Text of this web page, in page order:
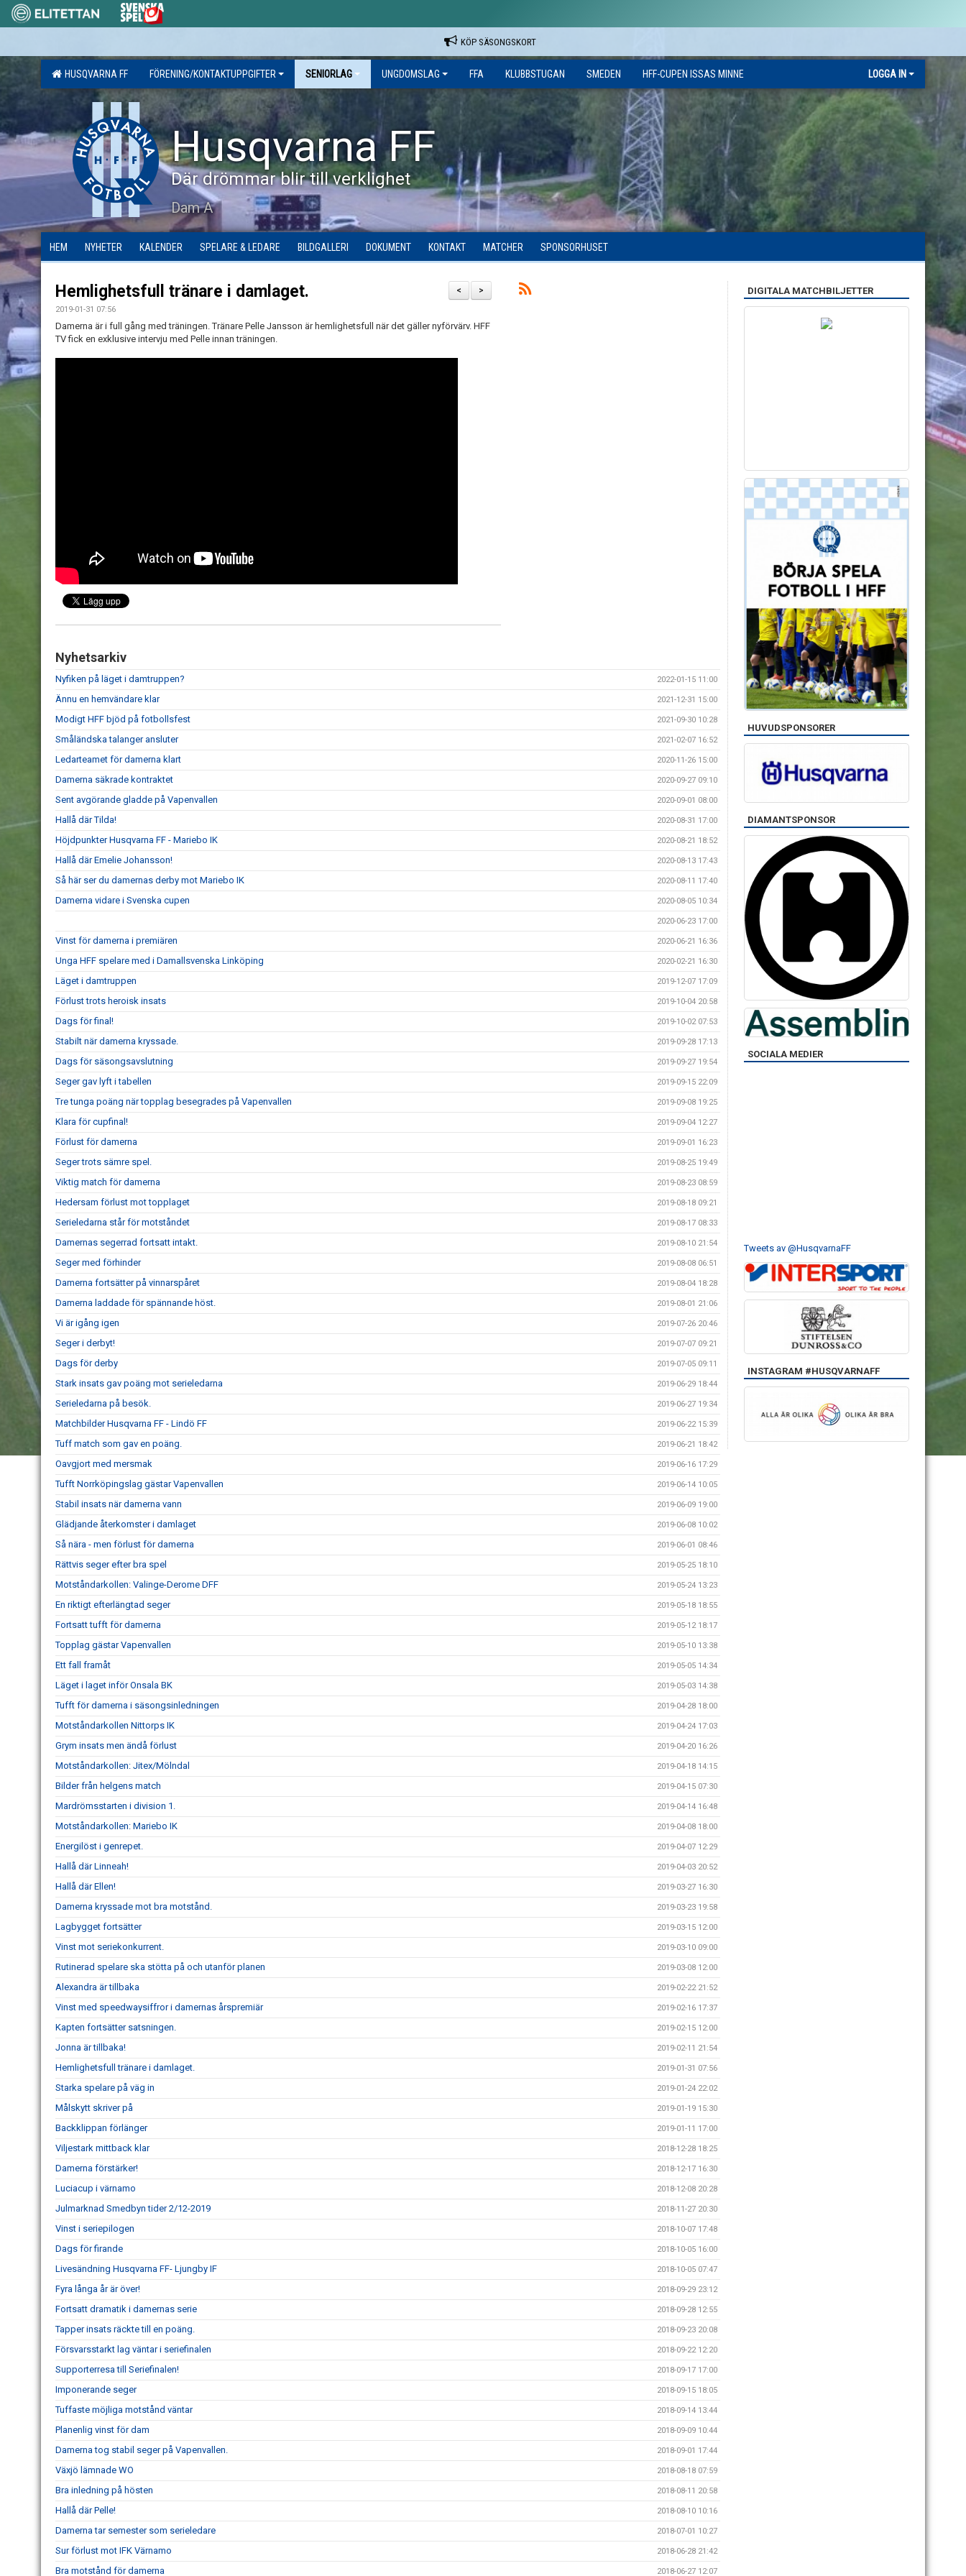
KÖP SÄSONGSKORT
HUSQVARNA FF FÖRENING/KONTAKTUPPGIFTER SENIORLAG UNGDOMSLAG FFA KLUBBSTUGAN SMEDEN HFF-CUPEN ISSAS MINNE LOGGA IN
Husqvarna FF
Där drömmar blir till verklighet
Dam A
HEM NYHETER KALENDER SPELARE & LEDARE BILDGALLERI DOKUMENT KONTAKT MATCHER SPONSORHUSET
>
<
Hemlighetsfull tränare i damlaget.
2019-01-31 07:56
Damerna är i full gång med träningen. Tränare Pelle Jansson är hemlighetsfull när det gäller nyförvärv. HFF
TV fick en exklusive intervju med Pelle innan träningen.
Nyhetsarkiv
Nyfiken på läget i damtruppen? 2022-01-15 11:00
Ännu en hemvändare klar 2021-12-31 15:00
Modigt HFF bjöd på fotbollsfest 2021-09-30 10:28
Småländska talanger ansluter 2021-02-07 16:52
Ledarteamet för damerna klart 2020-11-26 15:00
Damerna säkrade kontraktet 2020-09-27 09:10
Sent avgörande gladde på Vapenvallen 2020-09-01 08:00
Hallå där Tilda! 2020-08-31 17:00
Höjdpunkter Husqvarna FF - Mariebo IK 2020-08-21 18:52
Hallå där Emelie Johansson! 2020-08-13 17:43
Så här ser du damernas derby mot Mariebo IK 2020-08-11 17:40
Damerna vidare i Svenska cupen 2020-08-05 10:34
2020-06-23 17:00
Vinst för damerna i premiären 2020-06-21 16:36
Unga HFF spelare med i Damallsvenska Linköping 2020-02-21 16:30
Läget i damtruppen 2019-12-07 17:09
Förlust trots heroisk insats 2019-10-04 20:58
Dags för final! 2019-10-02 07:53
Stabilt när damerna kryssade. 2019-09-28 17:13
Dags för säsongsavslutning 2019-09-27 19:54
Seger gav lyft i tabellen 2019-09-15 22:09
Tre tunga poäng när topplag besegrades på Vapenvallen 2019-09-08 19:25
Klara för cupfinal! 2019-09-04 12:27
Förlust för damerna 2019-09-01 16:23
Seger trots sämre spel. 2019-08-25 19:49
Viktig match för damerna 2019-08-23 08:59
Hedersam förlust mot topplaget 2019-08-18 09:21
Serieledarna står för motståndet 2019-08-17 08:33
Damernas segerrad fortsatt intakt. 2019-08-10 21:54
Seger med förhinder 2019-08-08 06:51
Damerna fortsätter på vinnarspåret 2019-08-04 18:28
Damerna laddade för spännande höst. 2019-08-01 21:06
Vi är igång igen 2019-07-26 20:46
Seger i derbyt! 2019-07-07 09:21
Dags för derby 2019-07-05 09:11
Stark insats gav poäng mot serieledarna 2019-06-29 18:44
Serieledarna på besök. 2019-06-27 19:34
Matchbilder Husqvarna FF - Lindö FF 2019-06-22 15:39
Tuff match som gav en poäng. 2019-06-21 18:42
Oavgjort med mersmak 2019-06-16 17:29
Tufft Norrköpingslag gästar Vapenvallen 2019-06-14 10:05
Stabil insats när damerna vann 2019-06-09 19:00
Glädjande återkomster i damlaget 2019-06-08 10:02
Så nära - men förlust för damerna 2019-06-01 08:46
Rättvis seger efter bra spel 2019-05-25 18:10
Motståndarkollen: Valinge-Derome DFF 2019-05-24 13:23
En riktigt efterlängtad seger 2019-05-18 18:55
Fortsatt tufft för damerna 2019-05-12 18:17
Topplag gästar Vapenvallen 2019-05-10 13:38
Ett fall framåt 2019-05-05 14:34
Läget i laget inför Onsala BK 2019-05-03 14:38
Tufft för damerna i säsongsinledningen 2019-04-28 18:00
Motståndarkollen Nittorps IK 2019-04-24 17:03
Grym insats men ändå förlust 2019-04-20 16:26
Motståndarkollen: Jitex/Mölndal 2019-04-18 14:15
Bilder från helgens match 2019-04-15 07:30
Mardrömsstarten i division 1. 2019-04-14 16:48
Motståndarkollen: Mariebo IK 2019-04-08 18:00
Energilöst i genrepet. 2019-04-07 12:29
Hallå där Linneah! 2019-04-03 20:52
Hallå där Ellen! 2019-03-27 16:30
Damerna kryssade mot bra motstånd. 2019-03-23 19:58
Lagbygget fortsätter 2019-03-15 12:00
Vinst mot seriekonkurrent. 2019-03-10 09:00
Rutinerad spelare ska stötta på och utanför planen 2019-03-08 12:00
Alexandra är tillbaka 2019-02-22 21:52
Vinst med speedwaysiffror i damernas årspremiär 2019-02-16 17:37
Kapten fortsätter satsningen. 2019-02-15 12:00
Jonna är tillbaka! 2019-02-11 21:54
Hemlighetsfull tränare i damlaget. 2019-01-31 07:56
Starka spelare på väg in 2019-01-24 22:02
Målskytt skriver på 2019-01-19 15:30
Backklippan förlänger 2019-01-11 17:00
Viljestark mittback klar 2018-12-28 18:25
Damerna förstärker! 2018-12-17 16:30
Luciacup i värnamo 2018-12-08 20:28
Julmarknad Smedbyn tider 2/12-2019 2018-11-27 20:30
Vinst i seriepilogen 2018-10-07 17:48
Dags för firande 2018-10-05 16:00
Livesändning Husqvarna FF- Ljungby IF 2018-10-05 07:47
Fyra långa år är över! 2018-09-29 23:12
Fortsatt dramatik i damernas serie 2018-09-28 12:55
Tapper insats räckte till en poäng. 2018-09-23 20:08
Försvarsstarkt lag väntar i seriefinalen 2018-09-22 12:20
Supporterresa till Seriefinalen! 2018-09-17 17:00
Imponerande seger 2018-09-15 18:05
Tuffaste möjliga motstånd väntar 2018-09-14 13:44
Planenlig vinst för dam 2018-09-09 10:44
Damerna tog stabil seger på Vapenvallen. 2018-09-01 17:44
Växjö lämnade WO 2018-08-18 07:59
Bra inledning på hösten 2018-08-11 20:58
Hallå där Pelle! 2018-08-10 10:16
Damerna tar semester som serieledare 2018-07-01 10:27
Sur förlust mot IFK Värnamo 2018-06-28 21:42
Bra motstånd för damerna 2018-06-27 12:07
DIGITALA MATCHBILJETTER
HUVUDSPONSORER
DIAMANTSPONSOR
SOCIALA MEDIER
Tweets av @HusqvarnaFF
INSTAGRAM #HUSQVARNAFF